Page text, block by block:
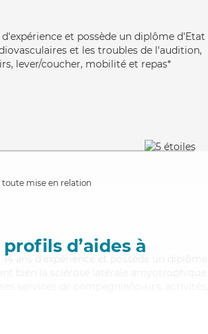
et possède un diplôme d'Etat
et les troubles de l'audition,
lever/coucher, mobilité et repas*
mise en relation
d’aides à
ans d'expérience et possède un diplôme
bien la sclérose latérale amyotrophique